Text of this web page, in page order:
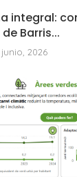
integral:
de Barris...
junio, 2026